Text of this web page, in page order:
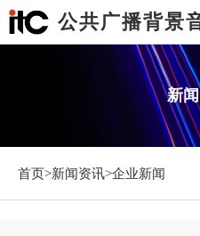
公共广播背景
新
首页>新闻资讯>企业新闻